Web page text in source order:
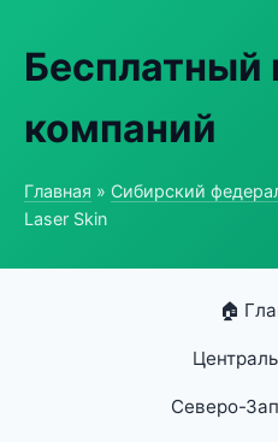
Бесплатный
компаний
Главная » Сибирский
Laser Skin
🏠
Северо-